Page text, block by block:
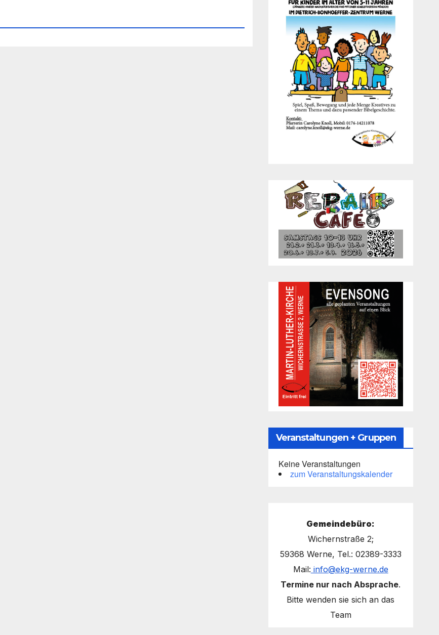
Veranstaltungen + Gruppen
Keine Veranstaltungen
zum Veranstaltungskalender
Gemeindebüro:
Wichernstraße 2;
59368 Werne, Tel.: 02389-3333
Mail: info@ekg-werne.de
Termine nur nach Absprache.
Bitte wenden sie sich an das
Team